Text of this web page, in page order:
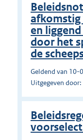
afkomstig
en
door het
de
Geldend van
Uitgegeven door: